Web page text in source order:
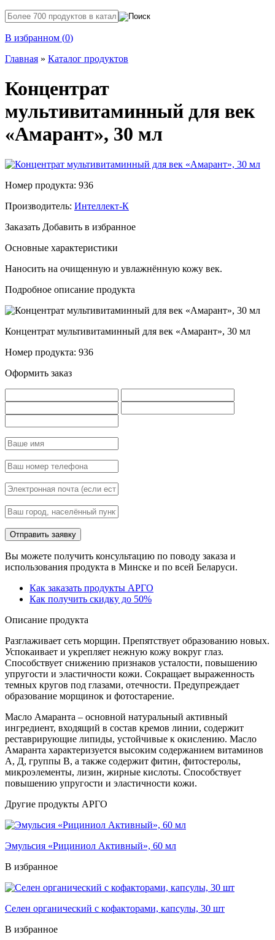
В избранном (0)
Главная » Каталог продуктов
Концентрат
мультивитаминный для век
«Амарант», 30 мл
Номер продукта: 936
Производитель: Интеллект-К
Заказать Добавить в избранное
Основные характеристики
Наносить на очищенную и увлажнённую кожу век.
Подробное описание продукта
Концентрат мультивитаминный для век «Амарант», 30 мл
Номер продукта: 936
Оформить заказ
Вы можете получить консультацию по поводу заказа и
использования продукта в Минске и по всей Беларуси.
Как заказать продукты АРГО
Как получить скидку до 50%
Описание продукта
Разглаживает сеть морщин. Препятствует образованию новых.
Успокаивает и укрепляет нежную кожу вокруг глаз.
Способствует снижению признаков усталости, повышению
упругости и эластичности кожи. Сокращает выраженность
темных кругов под глазами, отечности. Предупреждает
образование морщинок и фотостарение.
Масло Амаранта – основной натуральный активный
ингредиент, входящий в состав кремов линии, содержит
реставрирующие липиды, устойчивые к окислению. Масло
Амаранта характеризуется высоким содержанием витаминов
А, Д, группы В, а также содержит фитин, фитостеролы,
микроэлементы, лизин, жирные кислоты. Способствует
повышению упругости и эластичности кожи.
Другие продукты АРГО
Эмульсия «Рициниол Активный», 60 мл
В избранное
Селен органический с кофакторами, капсулы, 30 шт
В избранное